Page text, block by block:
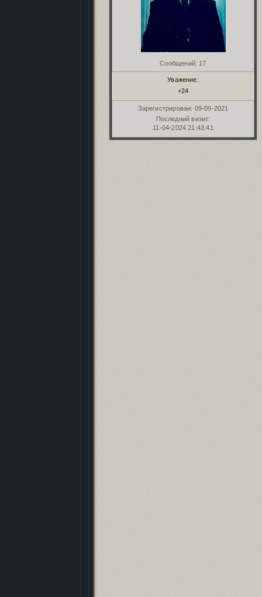
Сообщений: 17
Уважение:
+24
Зарегистрирован: 09-09-2021
Последний визит:
11-04-2024 21:43:41